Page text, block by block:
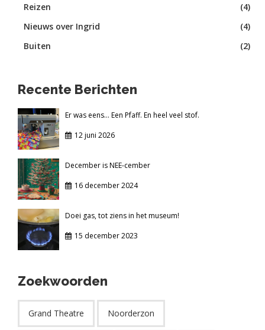
Reizen
(4)
Nieuws over Ingrid
(4)
Buiten
(2)
Recente Berichten
Er was eens... Een Pfaff. En heel veel stof.
12 juni 2026
December is NEE-cember
16 december 2024
Doei gas, tot ziens in het museum!
15 december 2023
Zoekwoorden
Grand Theatre Noorderzon